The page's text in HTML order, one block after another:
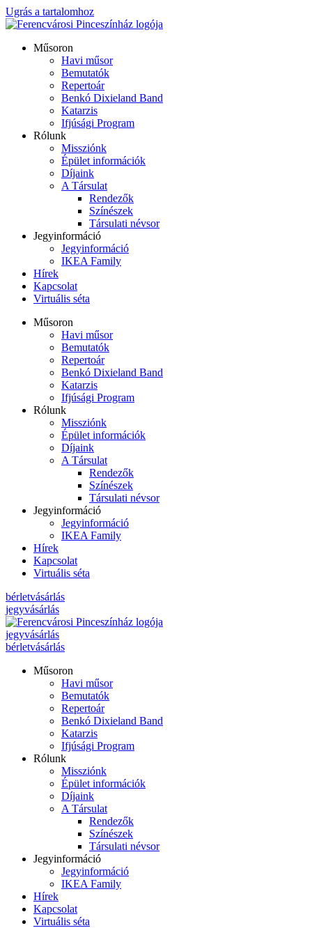
Ugrás a tartalomhoz
Műsoron
Havi műsor
Bemutatók
Repertoár
Benkó Dixieland Band
Katarzis
Ifjúsági Program
Rólunk
Missziónk
Épület információk
Díjaink
A Társulat
Rendezők
Színészek
Társulati névsor
Jegyinformáció
Jegyinformáció
IKEA Family
Hírek
Kapcsolat
Virtuális séta
Műsoron
Havi műsor
Bemutatók
Repertoár
Benkó Dixieland Band
Katarzis
Ifjúsági Program
Rólunk
Missziónk
Épület információk
Díjaink
A Társulat
Rendezők
Színészek
Társulati névsor
Jegyinformáció
Jegyinformáció
IKEA Family
Hírek
Kapcsolat
Virtuális séta
bérletvásárlás
jegyvásárlás
jegyvásárlás
bérletvásárlás
Műsoron
Havi műsor
Bemutatók
Repertoár
Benkó Dixieland Band
Katarzis
Ifjúsági Program
Rólunk
Missziónk
Épület információk
Díjaink
A Társulat
Rendezők
Színészek
Társulati névsor
Jegyinformáció
Jegyinformáció
IKEA Family
Hírek
Kapcsolat
Virtuális séta